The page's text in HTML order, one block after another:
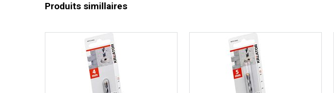
Produits simillaires